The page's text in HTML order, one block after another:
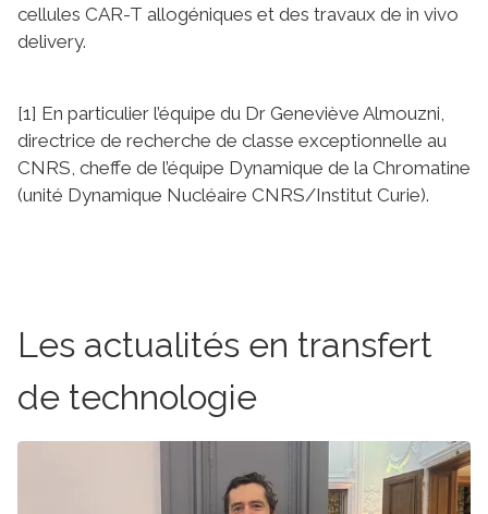
cellules CAR-T allogéniques et des travaux de in vivo
delivery.
[1] En particulier l’équipe du Dr Geneviève Almouzni,
directrice de recherche de classe exceptionnelle au
CNRS, cheffe de l’équipe Dynamique de la Chromatine
(unité Dynamique Nucléaire CNRS/Institut Curie).
Les actualités en transfert
de technologie